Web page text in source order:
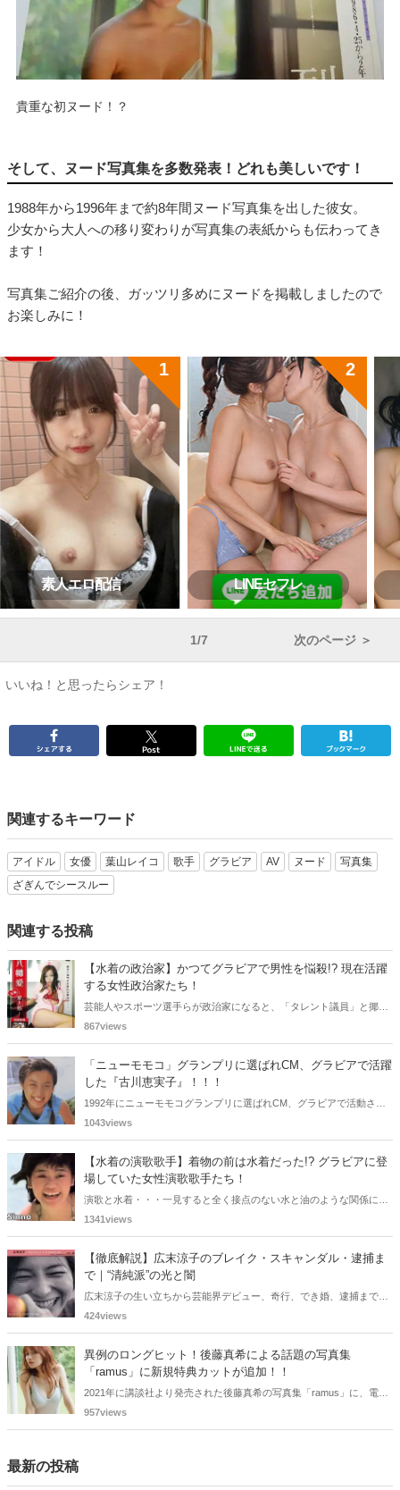
貴重な初ヌード！？
そして、ヌード写真集を多数発表！どれも美しいです！
1988年から1996年まで約8年間ヌード写真集を出した彼女。
少女から大人への移り変わりが写真集の表紙からも伝わってき
ます！
写真集ご紹介の後、ガッツリ多めにヌードを掲載しましたので
お楽しみに！
素人エロ配信 LINEセフレ
1/7 次のページ ＞
いいね！と思ったらシェア！
関連するキーワード
アイドル 女優 葉山レイコ 歌手 グラビア AV ヌード
写真集
ざぎんでシースルー
関連する投稿
【水着の政治家】かつてグラビアで男性を悩殺!? 現在活躍
する女性政治家たち！
芸能人やスポーツ選手らが政治家になると、「タレント議員」と揶揄
されることがありますが、同時に、"タレントとしての活躍" が再注目
わどいショットで多くの男性を魅了した女性も!? 今回は、そんなグラ
ビアで活躍した女性政治家6名をご紹介します。
867views
「ニューモモコ」グランプリに選ばれCM、グラビアで活躍
した『古川恵実子』！！！
1992年にニューモモコグランプリに選ばれCM、グラビアで活動され
ていた古川恵実子さん。2010年3月頃まではラジオDJを担当されてい
みました。
1043views
【水着の演歌歌手】着物の前は水着だった!? グラビアに登
場していた女性演歌歌手たち！
演歌と水着・・・一見すると全く接点のない水と油のような関係に思
えますが、実は、水着姿を披露した経験を持つ女性演歌歌手は何人か
披露した歌手も!? 今回は、水着姿を公開したことのある5人の女性演
歌歌手をご紹介します。
1341views
【徹底解説】広末涼子のブレイク・スキャンダル・逮捕ま
で｜“清純派”の光と闇
広末涼子の生い立ちから芸能界デビュー、奇行、でき婚、逮捕までを
詳しく解説。同世代女優との比較やキャリアの転落の真相に迫りま
424views
異例のロングヒット！後藤真希による話題の写真集
「ramus」に新規特典カットが追加！！
2021年に講談社より発売された後藤真希の写真集「ramus」に、電子
版限定特典として新たな5カットを追加した「電子書籍限定カット付
957views
最新の投稿